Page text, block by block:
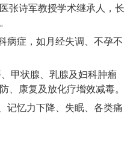
张诗军教授学术继承人，长
病症，如月经失调、不孕不
甲状腺、乳腺及妇科肿瘤
、康复及放化疗增效减毒。
记忆力下降、失眠、各类痛